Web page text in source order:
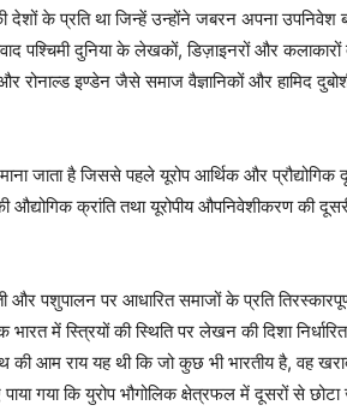
के प्रति था जिन्हें उन्होंने जबरन अपना उपनिवेश
दुनिया के लेखकों, डिज़ाइनरों और कलाकारों
इण्डेन जैसे समाज वैज्ञानिकों और हामिद
जाता है जिससे पहले यूरोप आर्थिक और प्रौद्योगिक
क्रांति तथा यूरोपीय औपनिवेशीकरण की
पशुपालन पर आधारित समाजों के प्रति
में स्त्रियों की स्थिति पर लेखन की दिशा
की आम राय यह थी कि जो कुछ भी भारतीय है, वह
गया कि युरोप भौगोलिक क्षेत्रफल में दूसरों से